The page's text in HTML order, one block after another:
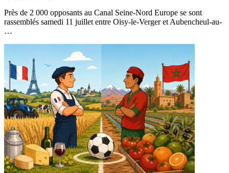
Près de 2 000 opposants au Canal Seine-Nord Europe se sont
rassemblés samedi 11 juillet entre Oisy-le-Verger et Aubencheul-au-
…